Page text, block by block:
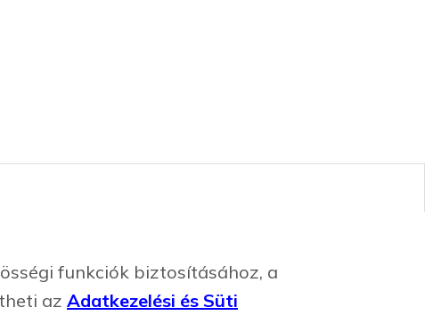
funkciók biztosításához, a
az Adatkezelési és Süti